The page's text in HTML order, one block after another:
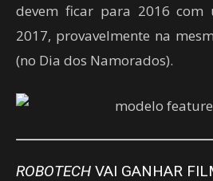
devem ficar para 2016 com
2017, provavelmente na
(no Dia dos Namorados).
ROBOTECH VAI GANHAR